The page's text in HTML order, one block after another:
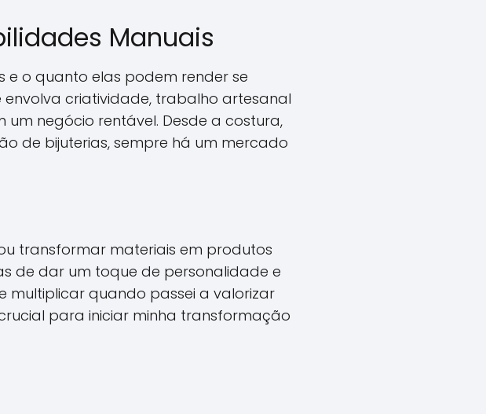
Manuais
e o quanto elas podem render se
criatividade, trabalho artesanal
negócio rentável. Desde a costura,
de bijuterias, sempre há um mercado
transformar materiais em produtos
de dar um toque de personalidade e
multiplicar quando passei a valorizar
para iniciar minha transformação